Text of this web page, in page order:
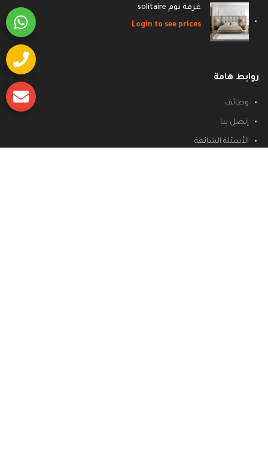
غرفة نوم solitaire
Login to see prices
روابط هامة
وظائف
إتصل بنا
الأسئلة الشائعة